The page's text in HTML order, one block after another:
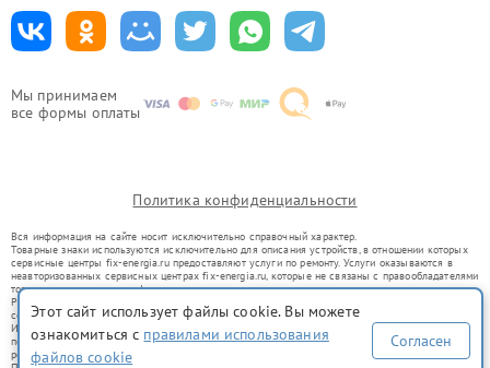
Мы принимаем
все формы оплаты
Политика конфиденциальности
Вся информация на сайте носит исключительно справочный характер.
Товарные знаки используются исключительно для описания устройств, в отношении которых
сервисные центры fix-energia.ru предоставляют услуги по ремонту. Услуги оказываются в
неавторизованных сервисных центрах fix-energia.ru, которые не связаны с правообладателями
товарных знаков или их официальными представителями.
Ремонт осуществляется для устройств, уже введенных в гражданский оборот в соответствии
со статьей 1487 ГК РФ.
Использование товарных знаков не преследует цели индивидуализации услуг или введения
потребителей в заблуждение, а служит для информирования о предоставляемых услугах по
ремонту техники указанных брендов.
Этот сайт использует файлы cookie. Вы можете
ознакомиться с правилами использования
файлов cookie
Согласен